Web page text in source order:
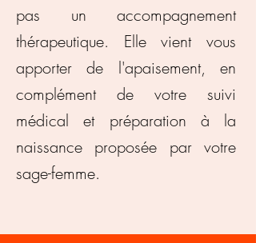
pas un accompagnement
thérapeutique. Elle vient vous
apporter de l'apaisement, en
complément de votre suivi
médical et préparation à la
naissance proposée par votre
sage-femme.